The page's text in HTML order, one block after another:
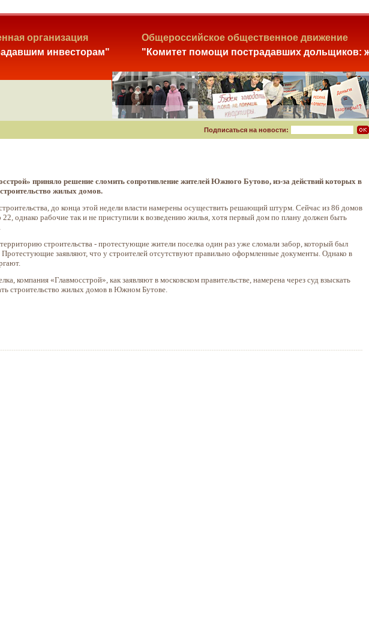
организация
инвесторам"
Общероссийское общественное движение
"Комитет помощи пострадавших дольщиков:
Подписаться на новости:
приняло решение сломить сопротивление жителей Южного Бутово, из-за действий которых в
жилых домов.
до конца этой недели власти намерены осуществить решающий штурм. Сейчас из 86 домов
однако рабочие так и не приступили к возведению жилья, хотя первый дом по плану должен быть
строительства - протестующие жители поселка один раз уже сломали забор, который был
Протестующие заявляют, что у строителей отсутствуют правильно оформленные документы. Однако в
компания «Главмосстрой», как заявляют в московском правительстве, намерена через суд взыскать
строительство жилых домов в Южном Бутове.